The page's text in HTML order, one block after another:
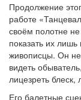
Продолжение
работе
своём полотне не
показать их
живописцы. Он не
видеть
лицезреть блеск,
Его балетные